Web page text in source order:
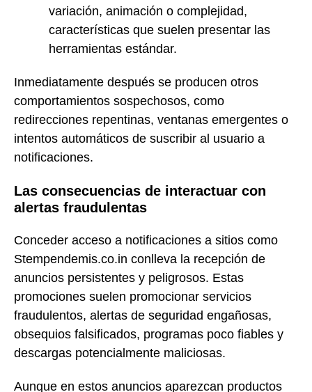
variación, animación o complejidad,
características que suelen presentar las
herramientas estándar.
Inmediatamente después se producen otros
comportamientos sospechosos, como
redirecciones repentinas, ventanas emergentes o
intentos automáticos de suscribir al usuario a
notificaciones.
Las consecuencias de interactuar con
alertas fraudulentas
Conceder acceso a notificaciones a sitios como
Stempendemis.co.in conlleva la recepción de
anuncios persistentes y peligrosos. Estas
promociones suelen promocionar servicios
fraudulentos, alertas de seguridad engañosas,
obsequios falsificados, programas poco fiables y
descargas potencialmente maliciosas.
Aunque en estos anuncios aparezcan productos